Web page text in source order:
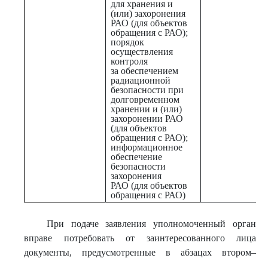
для хранения и
(или) захоронения
РАО (для объектов
обращения с РАО);
порядок
осуществления
контроля
за обеспечением
радиационной
безопасности при
долговременном
хранении и (или)
захоронении РАО
(для объектов
обращения с РАО);
информационное
обеспечение
безопасности
захоронения
РАО (для объектов
обращения с РАО)
При подаче заявления уполномоченный орган
вправе потребовать от заинтересованного лица
документы, предусмотренные в абзацах втором–